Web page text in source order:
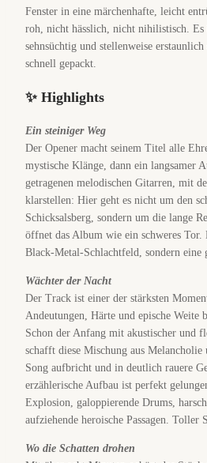
Fenster in eine märchenhafte, leicht
roh, nicht hässlich, nicht nihilistisch. Es
sehnsüchtig und stellenweise
schnell gepackt.
✨ Highlights
Ein steiniger Weg
Der Opener macht seinem Titel alle
mystische Klänge, dann ein langsamer
getragenen melodischen Gitarren, mit
klarstellen: Hier geht es nicht um den
Schicksalsberg, sondern um die lange
öffnet das Album wie ein schweres
Black-Metal-Schlachtfeld, sondern eine
Wächter der Nacht
Der Track ist einer der stärksten
Andeutungen, Härte und epische Weite
Schon der Anfang mit akustischer und
schafft diese Mischung aus
Song aufbricht und in deutlich rauere
erzählerische Aufbau ist perfekt
Explosion, galoppierende Drums,
aufziehende heroische Passagen. Toller
Wo die Schatten drohen